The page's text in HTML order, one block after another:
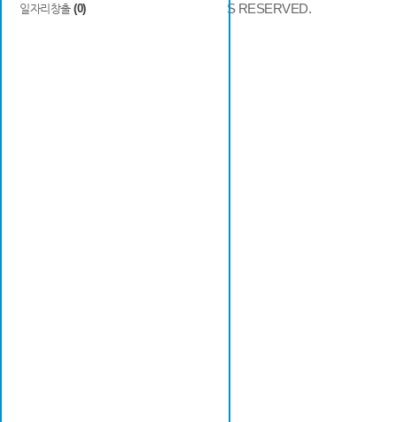
일자리창출 (0)
COPYRIGHTS © 2014 KAIA, ALL RIGHTS RESERVED.